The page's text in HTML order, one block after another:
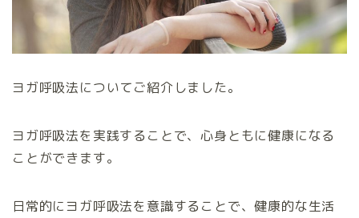
ヨガ呼吸法についてご紹介しました。
ヨガ呼吸法を実践することで、心身ともに健康になる
ことができます。
日常的にヨガ呼吸法を意識することで、健康的な生活